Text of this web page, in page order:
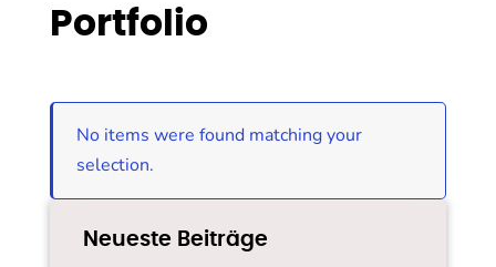
Portfolio
No items were found matching your
selection.
Neueste Beiträge